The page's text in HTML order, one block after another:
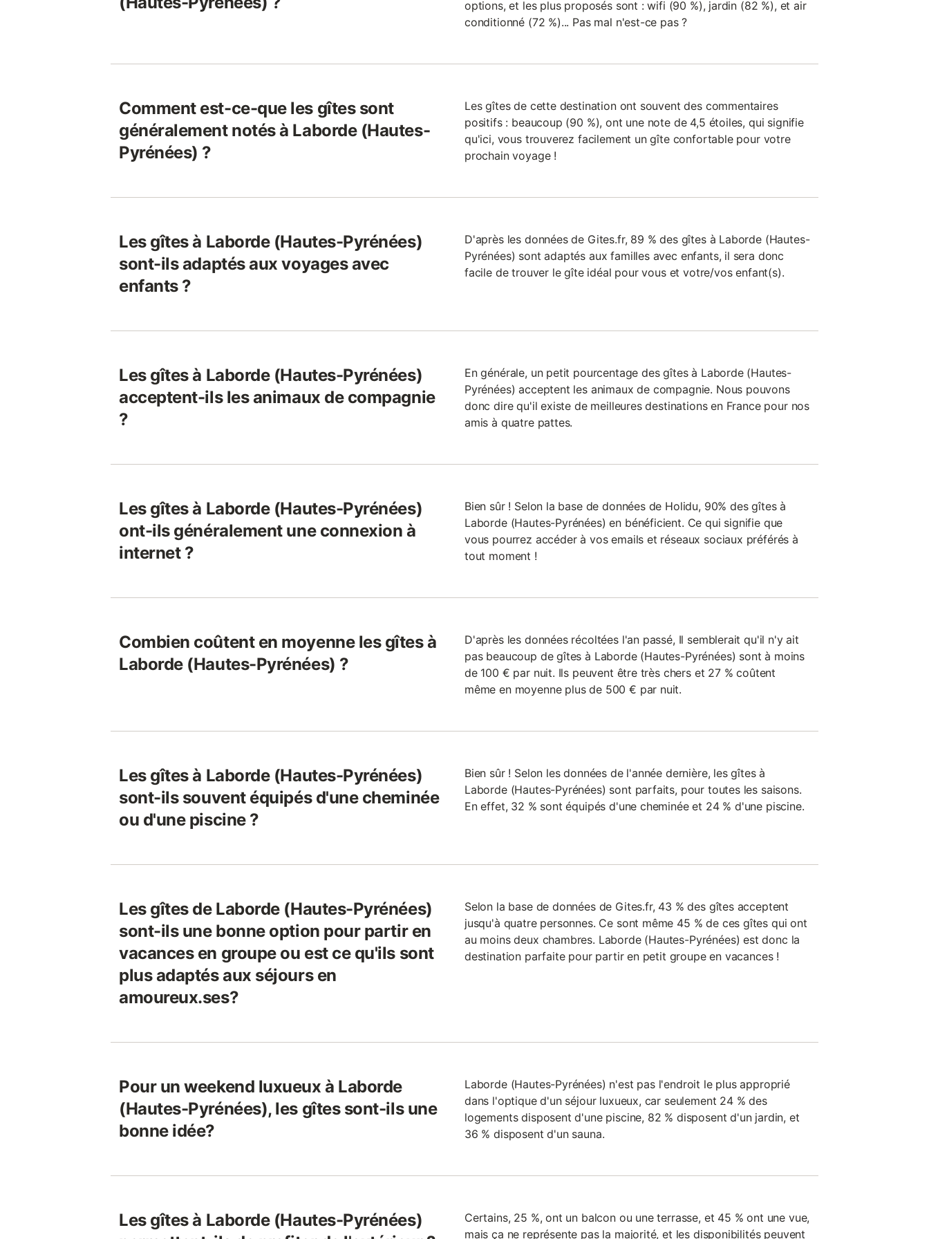
options, et les plus proposés sont : wifi (90 %), jardin (82 %), et air
conditionné (72 %)... Pas mal n'est-ce pas ?
Comment est-ce-que les gîtes sont
généralement notés à Laborde (Hautes-
Pyrénées) ?
Les gîtes de cette destination ont souvent des commentaires
positifs : beaucoup (90 %), ont une note de 4,5 étoiles, qui signifie
qu'ici, vous trouverez facilement un gîte confortable pour votre
prochain voyage !
Les gîtes à Laborde (Hautes-Pyrénées)
sont-ils adaptés aux voyages avec
enfants ?
D'après les données de Gites.fr, 89 % des gîtes à Laborde (Hautes-
Pyrénées) sont adaptés aux familles avec enfants, il sera donc
facile de trouver le gîte idéal pour vous et votre/vos enfant(s).
Les gîtes à Laborde (Hautes-Pyrénées)
acceptent-ils les animaux de compagnie
?
En générale, un petit pourcentage des gîtes à Laborde (Hautes-
Pyrénées) acceptent les animaux de compagnie. Nous pouvons
donc dire qu'il existe de meilleures destinations en France pour nos
amis à quatre pattes.
Les gîtes à Laborde (Hautes-Pyrénées)
ont-ils généralement une connexion à
internet ?
Bien sûr ! Selon la base de données de Holidu, 90% des gîtes à
Laborde (Hautes-Pyrénées) en bénéficient. Ce qui signifie que
vous pourrez accéder à vos emails et réseaux sociaux préférés à
tout moment !
Combien coûtent en moyenne les gîtes à
Laborde (Hautes-Pyrénées) ?
D'après les données récoltées l'an passé, Il semblerait qu'il n'y ait
pas beaucoup de gîtes à Laborde (Hautes-Pyrénées) sont à moins
de 100 € par nuit. Ils peuvent être très chers et 27 % coûtent
même en moyenne plus de 500 € par nuit.
Les gîtes à Laborde (Hautes-Pyrénées)
sont-ils souvent équipés d'une cheminée
ou d'une piscine ?
Bien sûr ! Selon les données de l'année dernière, les gîtes à
Laborde (Hautes-Pyrénées) sont parfaits, pour toutes les saisons.
En effet, 32 % sont équipés d'une cheminée et 24 % d'une piscine.
Les gîtes de Laborde (Hautes-Pyrénées)
sont-ils une bonne option pour partir en
vacances en groupe ou est ce qu'ils sont
plus adaptés aux séjours en
amoureux.ses?
Selon la base de données de Gites.fr, 43 % des gîtes acceptent
jusqu'à quatre personnes. Ce sont même 45 % de ces gîtes qui ont
au moins deux chambres. Laborde (Hautes-Pyrénées) est donc la
destination parfaite pour partir en petit groupe en vacances !
Pour un weekend luxueux à Laborde
(Hautes-Pyrénées), les gîtes sont-ils une
bonne idée?
Laborde (Hautes-Pyrénées) n'est pas l'endroit le plus approprié
dans l'optique d'un séjour luxueux, car seulement 24 % des
logements disposent d'une piscine, 82 % disposent d'un jardin, et
36 % disposent d'un sauna.
Les gîtes à Laborde (Hautes-Pyrénées)
Certains, 25 %, ont un balcon ou une terrasse, et 45 % ont une vue,
mais ça ne représente pas la majorité, et les disponibilités peuvent